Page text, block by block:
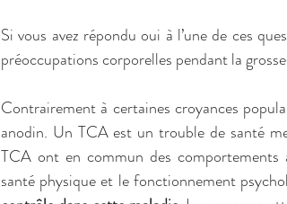
Si vous avez répondu oui à l’une de ces
préoccupations corporelles pendant la
Contrairement à certaines croyances
anodin. Un TCA est un trouble de santé
TCA ont en commun des comportements
santé physique et le fonctionnement